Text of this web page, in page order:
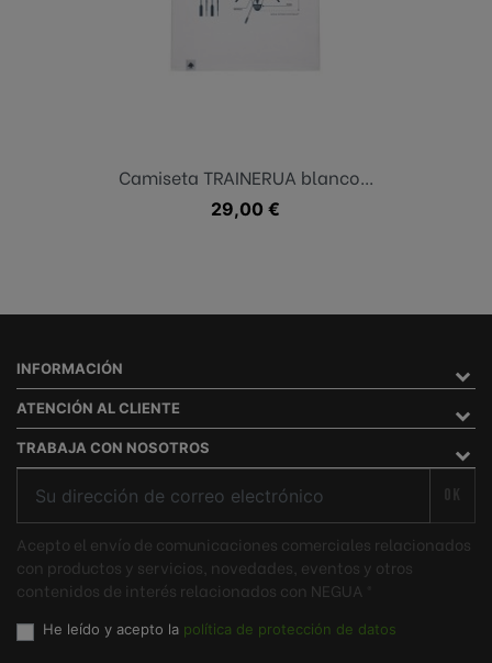
Camiseta TRAINERUA blanco...
Precio
29,00 €
INFORMACIÓN
ATENCIÓN AL CLIENTE
TRABAJA CON NOSOTROS
Acepto el envío de comunicaciones comerciales relacionados
con productos y servicios, novedades, eventos y otros
contenidos de interés relacionados con NEGUA ®
He leído y acepto la política de protección de datos